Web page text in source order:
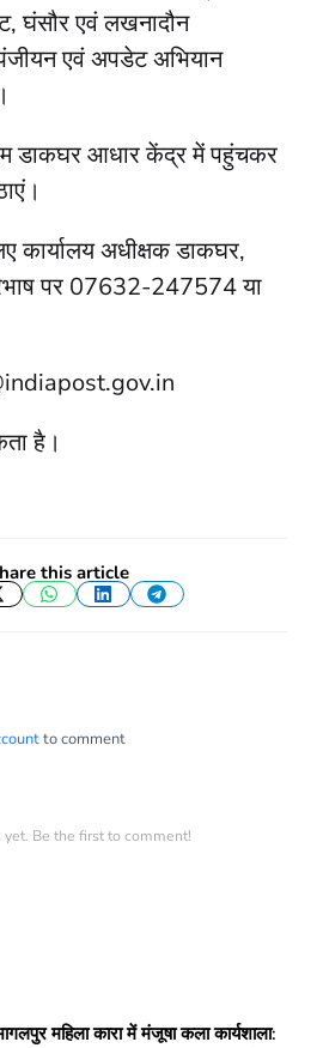
घंसौर एवं लखनादौन
एवं अपडेट अभियान
डाकघर आधार केंद्र में पहुंचकर
कार्यालय अधीक्षक डाकघर,
पर 07632-247574 या
है।
this article
TwitterWhatsApp
LinkedInTelegram
to comment
Be the first to comment!
महिला कारा में मंजूषा कला कार्यशाला: